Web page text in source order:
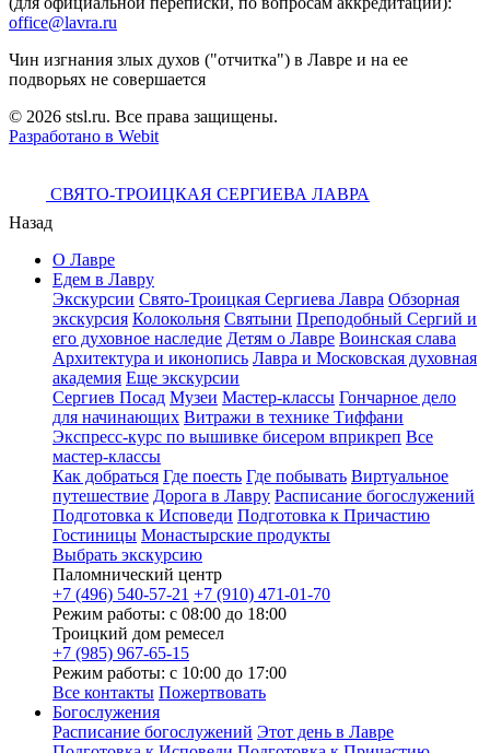
office@lavra.ru
Чин изгнания злых духов ("отчитка") в Лавре и на ее
подворьях не совершается
© 2026 stsl.ru. Все права защищены.
Разработано в Webit
СВЯТО-ТРОИЦКАЯ СЕРГИЕВА ЛАВРА
Назад
О Лавре
Едем в Лавру
Экскурсии Свято-Троицкая Сергиева Лавра Обзорная
экскурсия Колокольня Святыни Преподобный Сергий и
его духовное наследие Детям о Лавре Воинская слава
Архитектура и иконопись Лавра и Московская духовная
академия Еще экскурсии
Сергиев Посад Музеи Мастер-классы Гончарное дело
для начинающих Витражи в технике Тиффани
Экспресс-курс по вышивке бисером вприкреп Все
мастер-классы
Как добраться Где поесть Где побывать Виртуальное
путешествие Дорога в Лавру Расписание богослужений
Подготовка к Исповеди Подготовка к Причастию
Гостиницы Монастырские продукты
Выбрать экскурсию
Паломнический центр
+7 (496) 540-57-21 +7 (910) 471-01-70
Режим работы: с 08:00 до 18:00
Троицкий дом ремесел
+7 (985) 967-65-15
Режим работы: с 10:00 до 17:00
Все контакты Пожертвовать
Богослужения
Расписание богослужений Этот день в Лавре